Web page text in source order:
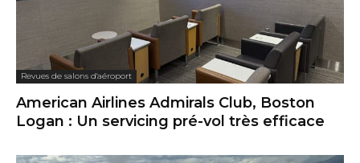
Revues de salons d'aéroport
American Airlines Admirals Club, Boston
Logan : Un servicing pré-vol très efficace